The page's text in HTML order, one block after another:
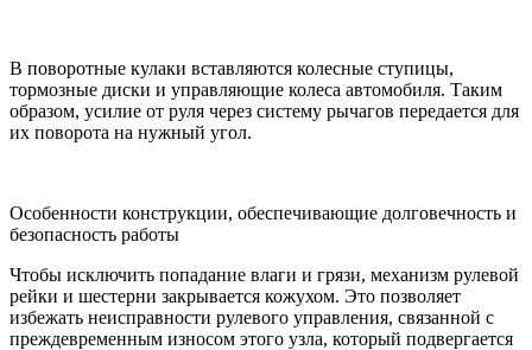
В поворотные кулаки вставляются колесные ступицы,
тормозные диски и управляющие колеса автомобиля. Таким
образом, усилие от руля через систему рычагов передается для
их поворота на нужный угол.
Особенности конструкции, обеспечивающие долговечность и
безопасность работы
Чтобы исключить попадание влаги и грязи, механизм рулевой
рейки и шестерни закрывается кожухом. Это позволяет
избежать неисправности рулевого управления, связанной с
преждевременным износом этого узла, который подвергается